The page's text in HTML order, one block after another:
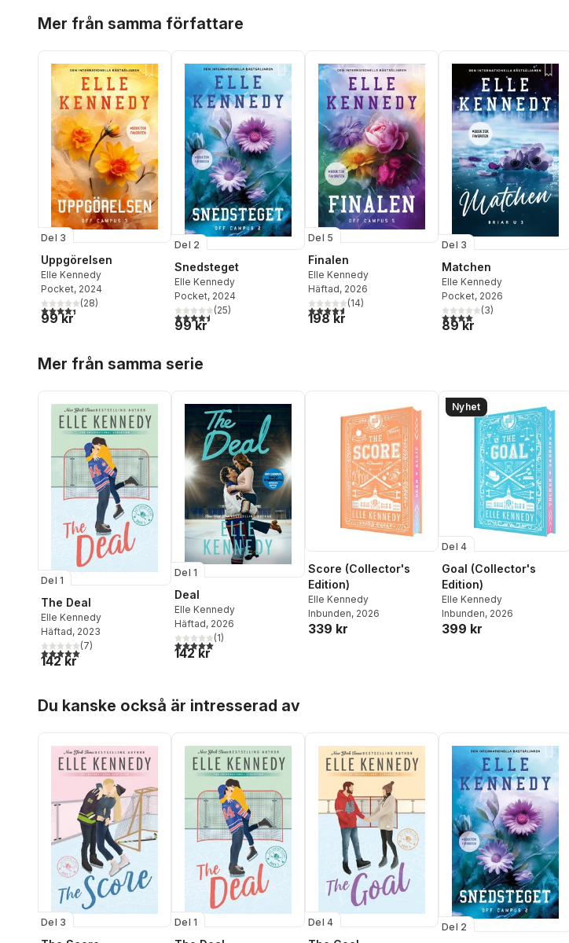
Mer från samma författare
Del 3
Uppgörelsen
Elle Kennedy
Pocket, 2024
4,4utav 5 stjärnor. Totalt antal röster:
(28)
99 kr
Del 2
Snedsteget
Elle Kennedy
Pocket, 2024
4,5utav 5 stjärnor. Totalt antal röster:
(25)
99 kr
Del 5
Finalen
Elle Kennedy
Häftad, 2026
4,6utav 5 stjärnor. Totalt antal röster:
(14)
198 kr
Del 3
Matchen
Elle Kennedy
Pocket, 2026
4,0utav 5 stjärnor. Totalt
(3)
89 kr
Mer från samma serie
Del 1
The Deal
Elle Kennedy
Häftad, 2023
5,0utav 5 stjärnor. Totalt antal röster:
(7)
142 kr
Del 1
Deal
Elle Kennedy
Häftad, 2026
5,0utav 5 stjärnor. Totalt antal röster:
(1)
142 kr
Score (Collector's
Edition)
Elle Kennedy
Inbunden, 2026
339 kr
Nyhet
Del 4
Goal (Collector's
Edition)
Elle Kennedy
Inbunden, 2026
399 kr
Du kanske också är intresserad av
Del 3 Del 1 Del 4 Del 2